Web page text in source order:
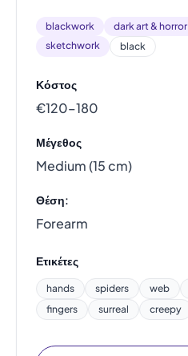
blackwork dark art & horror
sketchwork
black
Κόστος
€120–180
Μέγεθος
Medium (15 cm)
Θέση:
Forearm
Ετικέτες
hands spiders web
fingers
surreal creepy